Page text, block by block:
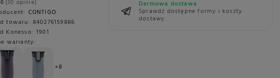
30 opinie
CONTIGO
towaru: 840276159886
Konesso: 1901
warianty:
+8
Darmowa dostawa
Sprawdź dostępne formy i koszty
dostawy